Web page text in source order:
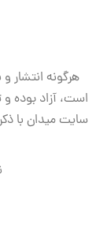
هرگونه انتشار
است، آزاد بوده و
سایت میدان با